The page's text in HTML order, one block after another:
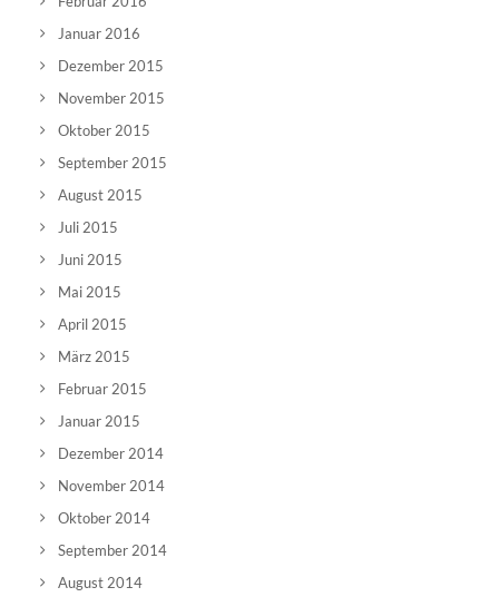
Januar 2016
Dezember 2015
November 2015
Oktober 2015
September 2015
August 2015
Juli 2015
Juni 2015
Mai 2015
April 2015
März 2015
Februar 2015
Januar 2015
Dezember 2014
November 2014
Oktober 2014
September 2014
August 2014